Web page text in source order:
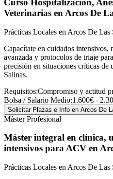
Curso Hospitalización,
Veterinarias en Arcos De
Prácticas Locales en Arcos De
Capacítate en cuidados intensivos,
avanzada y protocolos de triaje
precisión en situaciones críticas de
Salinas.
Requisitos:Compromiso y actitud
Bolsa / Salario Medio:1.600€ -
Solicitar Plazas e Info en Arcos De
Máster Profesional
Máster integral en clínica,
intensivos para ACV en
Prácticas Locales en Arcos De